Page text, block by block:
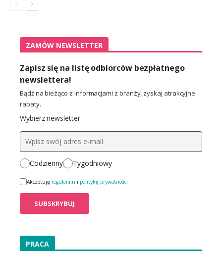
ZAMÓW NEWSLETTER
Zapisz się na listę odbiorców bezpłatnego
newslettera!
Bądź na bieżąco z informacjami z branży, zyskaj atrakcyjne
rabaty.
Wybierz newsletter:
Codzienny Tygodniowy
Akceptuję regulamin i politykę prywatności
PRACA